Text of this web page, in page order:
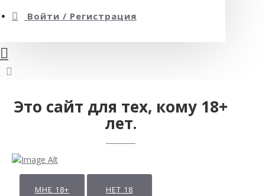
Войти / Регистрация
Это сайт для тех, кому 18+
лет.
МНЕ 18+ НЕТ 18